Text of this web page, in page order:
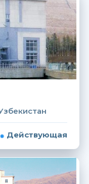
Действующая